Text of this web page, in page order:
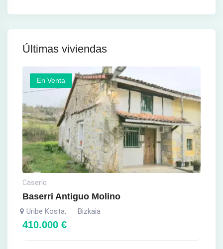
Últimas viviendas
En Venta
Caserío
Baserri Antiguo Molino
Uribe Kosta, Bizkaia
410.000 €